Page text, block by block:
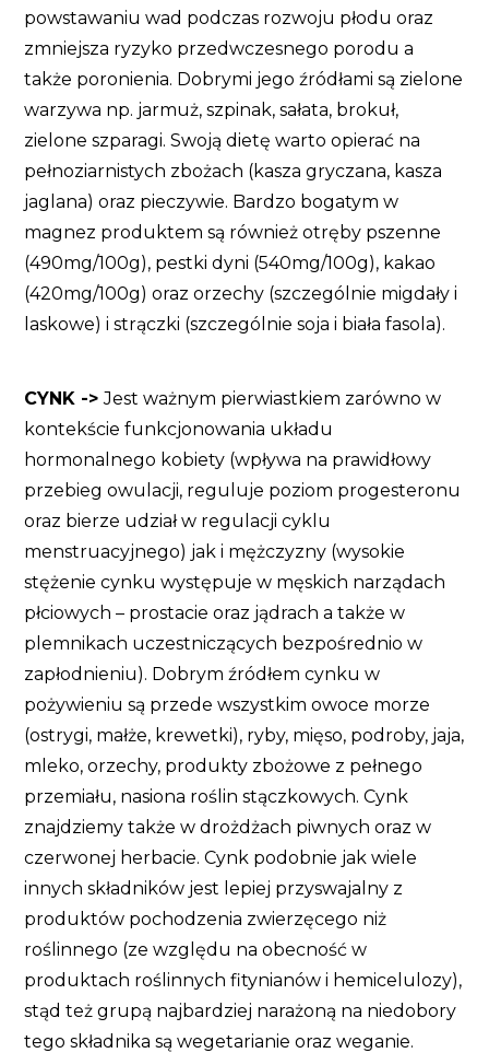
powstawaniu wad podczas rozwoju płodu oraz
zmniejsza ryzyko przedwczesnego porodu a
także poronienia. Dobrymi jego źródłami są zielone
warzywa np. jarmuż, szpinak, sałata, brokuł,
zielone szparagi. Swoją dietę warto opierać na
pełnoziarnistych zbożach (kasza gryczana, kasza
jaglana) oraz pieczywie. Bardzo bogatym w
magnez produktem są również otręby pszenne
(490mg/100g), pestki dyni (540mg/100g), kakao
(420mg/100g) oraz orzechy (szczególnie migdały i
laskowe) i strączki (szczególnie soja i biała fasola).
CYNK ->Jest ważnym pierwiastkiem zarówno w
kontekście funkcjonowania układu
hormonalnego kobiety (wpływa na prawidłowy
przebieg owulacji, reguluje poziom progesteronu
oraz bierze udział w regulacji cyklu
menstruacyjnego) jak i mężczyzny (wysokie
stężenie cynku występuje w męskich narządach
płciowych – prostacie oraz jądrach a także w
plemnikach uczestniczących bezpośrednio w
zapłodnieniu). Dobrym źródłem cynku w
pożywieniu są przede wszystkim owoce morze
(ostrygi, małże, krewetki), ryby, mięso, podroby, jaja,
mleko, orzechy, produkty zbożowe z pełnego
przemiału, nasiona roślin stączkowych. Cynk
znajdziemy także w drożdżach piwnych oraz w
czerwonej herbacie. Cynk podobnie jak wiele
innych składników jest lepiej przyswajalny z
produktów pochodzenia zwierzęcego niż
roślinnego (ze względu na obecność w
produktach roślinnych fitynianów i hemicelulozy),
stąd też grupą najbardziej narażoną na niedobory
tego składnika są wegetarianie oraz weganie.